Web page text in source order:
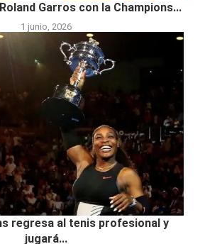
Garros con la Champions...
1 junio, 2026
regresa al tenis profesional y
jugará...